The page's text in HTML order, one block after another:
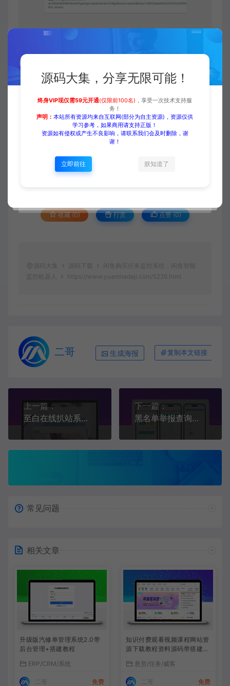
当前内容需要登录后下载
VIP折扣
登录购买
收藏 (0) 打赏 点赞 (0)
源码大集 源码下载
闲鱼购买任务监控系统，闲鱼智能
监控机器人
https://www.yuanmadaji.com/5226.html
二哥 生成海报 复制本文链接
上一篇：
至白在线扒站系统PHP源码
下一篇：
黑名单举报查询系统源码+搭建教程
常见问题
相关文章
升级版汽修单管理系统2.0带
后台管理+搭建教程
ERP/CRM/系统
免费
知识付费观看视频课程网站资
源下载教程资料源码带搭建教
悬赏/任务/威客
免费
源码大集，分享无限可能！
终身VIP现仅需59元开通(仅限前100名) ，享受一次技术支持服
务！
声明：本站所有资源均来自互联网(部分为自主资源)，资源仅供
学习参考，如果商用请支持正版！
资源如有侵权或产生不良影响，请联系我们会及时删除，谢
谢！
立即前往 朕知道了